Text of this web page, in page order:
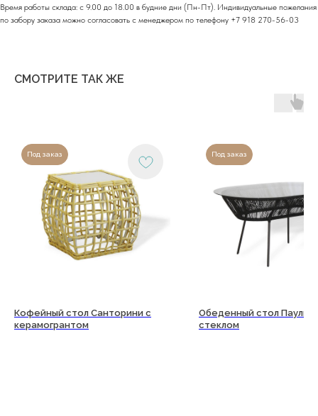
Время работы склада: с 9.00 до 18.00 в будние дни (Пн-Пт). Индивидуальные пожелания
по забору заказа можно согласовать с менеджером по телефону +7 918 270-56-03
СМОТРИТЕ ТАК ЖЕ
Под заказ
Кофейный стол Санторини с
керамогрантом
Под заказ
Обеденный стол
стеклом